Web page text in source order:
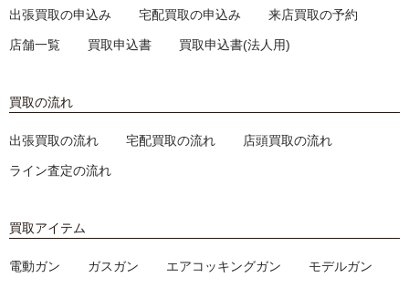
出張買取の申込み 宅配買取の申込み 来店買取の予約
店舗一覧 買取申込書 買取申込書(法人用)
買取の流れ
出張買取の流れ 宅配買取の流れ 店頭買取の流れ
ライン査定の流れ
買取アイテム
電動ガン ガスガン エアコッキングガン モデルガン